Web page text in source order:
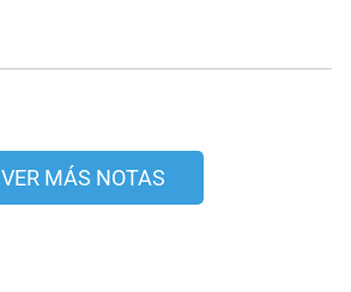
VER MÁS NOTAS